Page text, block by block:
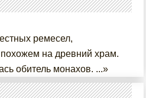
ремесел,
на древний храм.
обитель монахов. ...»